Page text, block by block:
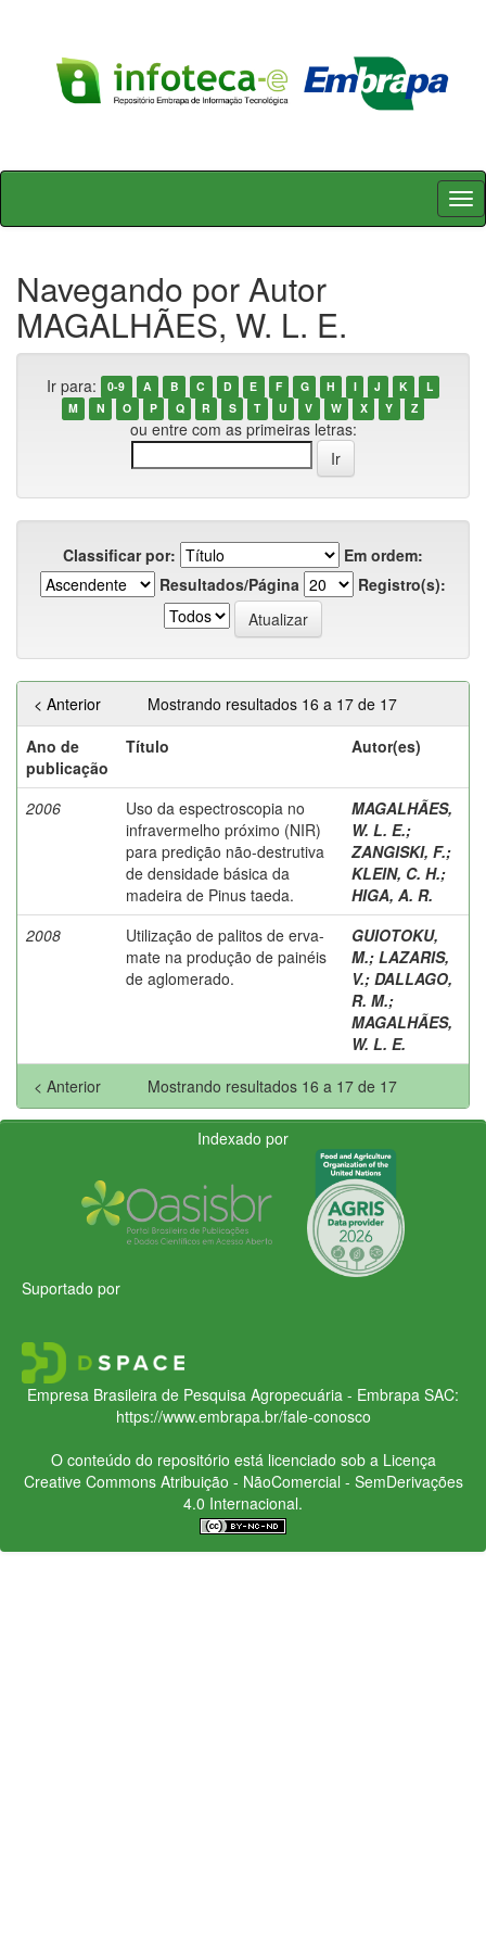
Skip
Navegando por Autor
MAGALHÃES, W. L. E.
Ir para: 0-9 A B C D E F G H I J K
L
M
N O P Q R S T U V W X Y Z
ou entre com as primeiras letras:
Classificar por:
Em ordem:
Resultados/Página
Registro(s):
Mostrando resultados 16 a 17 de 17
< Anterior
Ano de
publicação
Título Autor(es)
2006
Uso da espectroscopia no
infravermelho próximo (NIR)
para predição não-destrutiva
de densidade básica da
madeira de Pinus taeda.
MAGALHÃES,
W. L. E.;
ZANGISKI, F.;
KLEIN, C. H.;
HIGA, A. R.
2008
Utilização de palitos de erva-
mate na produção de painéis
de aglomerado.
GUIOTOKU,
M.; LAZARIS,
V.; DALLAGO,
R. M.;
MAGALHÃES,
W. L. E.
Mostrando resultados 16 a 17 de 17
< Anterior
Indexado por
Suportado por
Empresa Brasileira de Pesquisa Agropecuária - Embrapa SAC:
https://www.embrapa.br/fale-conosco
O conteúdo do repositório está licenciado sob a Licença
Creative CommonsAtribuição - NãoComercial - SemDerivações
4.0 Internacional.